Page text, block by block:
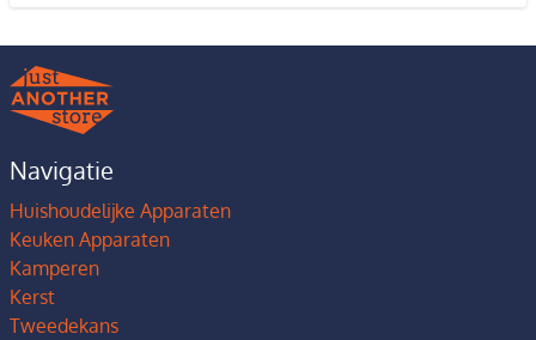
Navigatie
Huishoudelijke Apparaten
Keuken Apparaten
Kamperen
Kerst
Tweedekans